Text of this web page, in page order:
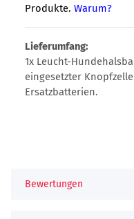
Produkte. Warum?
Lieferumfang:
1x Leucht-
eingesetzter
Ersatzbatterien.
Bewertungen